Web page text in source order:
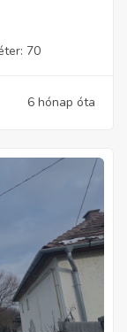
70
6 hónap óta